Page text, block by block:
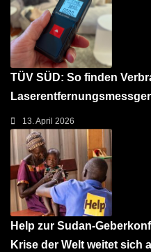
TÜV SÜD: So finden
13. April 2026
Help zur Sudan-
Krise der Welt weitet sich